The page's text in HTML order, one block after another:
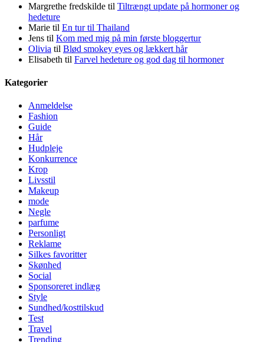
Margrethe fredskilde til Tiltrængt update på hormoner og
hedeture
Marie til En tur til Thailand
Jens til Kom med mig på min første bloggertur
Olivia til Blød smokey eyes og lækkert hår
Elisabeth til Farvel hedeture og god dag til hormoner
Kategorier
Anmeldelse
Fashion
Guide
Hår
Hudpleje
Konkurrence
Krop
Livsstil
Makeup
mode
Negle
parfume
Personligt
Reklame
Silkes favoritter
Skønhed
Social
Sponsoreret indlæg
Style
Sundhed/kosttilskud
Test
Travel
Trending